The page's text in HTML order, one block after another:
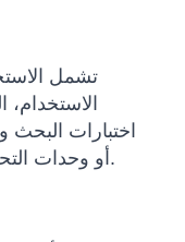
تشمل
اختبارات
أو وحدات التحكم أو الشحن أو إجراءات السلامة.